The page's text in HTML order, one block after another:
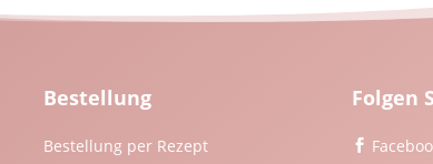
Bestellung
Bestellung per Rezept
Folgen
